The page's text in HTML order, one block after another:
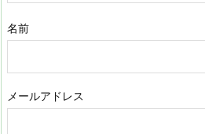
名前
メールアドレス